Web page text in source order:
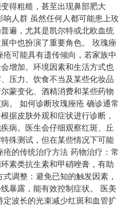
得粗糙，甚至出现鼻部肥大
响人群 虽然任何人都可能患上玫
遍，尤其是凯尔特或北欧血统
中也扮演了重要角色。 玫瑰痤
可能具有遗传倾向，若家族中
增加。环境因素和生活方式也
压力、饮食不当及某些化妆品
蒙变化、酒精消费和某些药物
。 如何诊断玫瑰痤疮 确诊通常
据皮肤外观和症状进行诊断，
病。医生会仔细观察红斑、丘
殊测试，但在某些情况下可能
的传统治疗方法 药物治疗：常
素类抗生素和甲硝唑膏，有助
调整：避免已知的触发因素，
暴露，能有效控制症状。 医美
波长的光束减少红斑和血管扩